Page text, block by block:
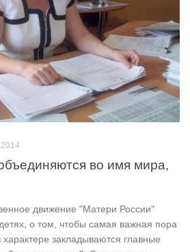
во имя мира,
движение "Матери России"
о том, чтобы самая важная пора
характере закладываются главные